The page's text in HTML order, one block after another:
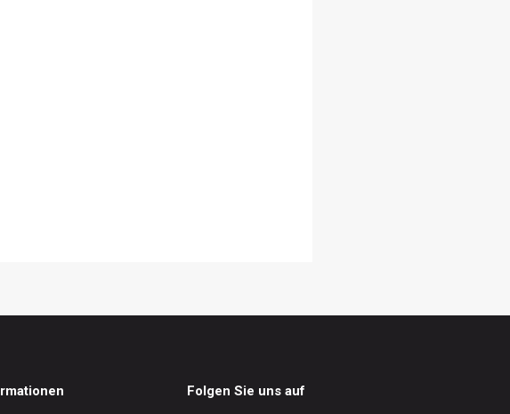
Folgen Sie uns auf